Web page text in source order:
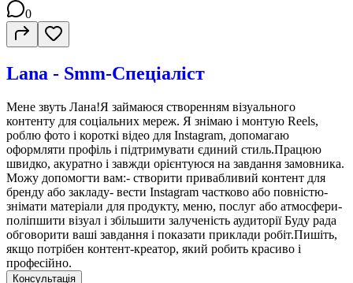
0
Lana - Smm-Спеціаліст
Мене звуть Лана!Я займаюся створенням візуального
контенту для соціальних мереж. Я знімаю і монтую Reels,
роблю фото і короткі відео для Instagram, допомагаю
оформляти профіль і підтримувати єдиний стиль.Працюю
швидко, акуратно і завжди орієнтуюся на завдання замовника.
Можу допомогти вам:- створити привабливий контент для
бренду або закладу- вести Instagram частково або повністю-
знімати матеріали для продукту, меню, послуг або атмосфери-
поліпшити візуал і збільшити залученість аудиторії Буду рада
обговорити ваші завдання і показати приклади робіт.Пишіть,
якщо потрібен контент-креатор, який робить красиво і
професійно.
Консультація